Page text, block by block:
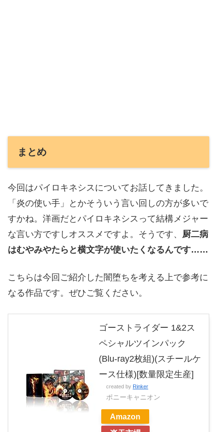
まとめ
今回はパイロキネシスについてお話してきました。
「炎の使い手」とかそういう言い回しの方が多いで
すかね。洋画だとパイロキネシスって結構メジャー
な言い方ですしオススメですよ。そうです、 厨二病
はむやみやたらと横文字が使いたくなるんです……
こちらは今回ご紹介した闇堕ちを考える上で参考に
なる作品です。ぜひご覧ください。
ゴーストライダー 1&2ス
ペシャルツインパック
(Blu-ray2枚組)(スチールケ
ース仕様)[数量限定生産]
created by Rinker
ポニーキャニオン
Amazon